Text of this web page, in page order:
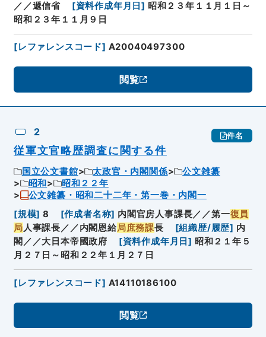
／／遞信省
[資料作成年月日] 昭和２３年１１月１日～
昭和２３年１１月９日
[レファレンスコード] A20040497300
閲覧
2 件名
従軍文官略歴調査に関する件
国立公文書館 太政官・内閣関係
公文雑纂
昭和
昭和２２年
公文雑纂・昭和二十二年・第一巻・内閣一
[規模] 8 [作成者名称] 内閣官房人事課長／／第一復員
局人事課長／／内閣恩給局庶務課長 [組織歴/履歴] 内
閣／／大日本帝國政府
[資料作成年月日] 昭和２１年５
月２７日～昭和２２年１月２７日
[レファレンスコード] A14110186100
閲覧